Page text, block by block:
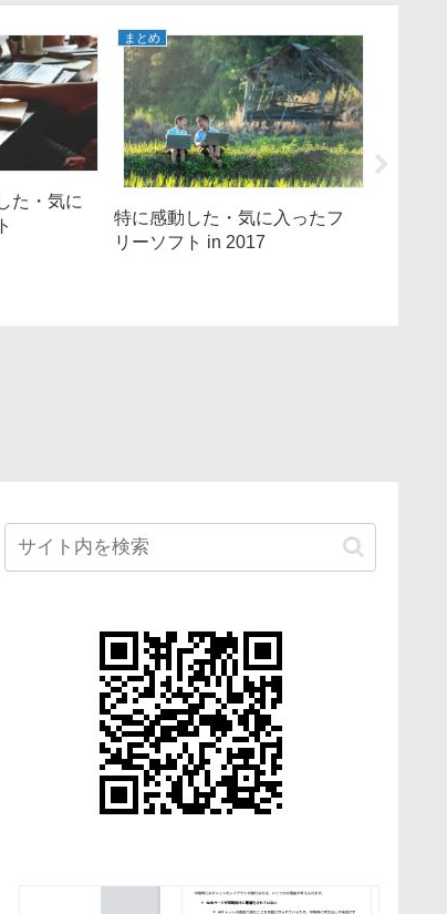
た・気に
まとめ
特に感動した・気に入ったフ
リーソフト in 2017